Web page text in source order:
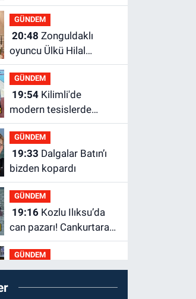
tahsilat yaptı geri
ödemiyor!
GÜNDEM
20:48
oyuncu Ülkü Hilal
Çiftçi'nin babasından
suç duyurusu
GÜNDEM
19:54Kilimli'de
modern tesislerde
yüzme bilmeyen genç
kalmayacak
GÜNDEM
19:33
bizden kopardı
GÜNDEM
19:16Kozlu Ilıksu’da
can pazarı! Cankurtaran
saniyelerle yarıştı
GÜNDEM
19:01Çaycumalılar
Derneği Başkanı Savaş